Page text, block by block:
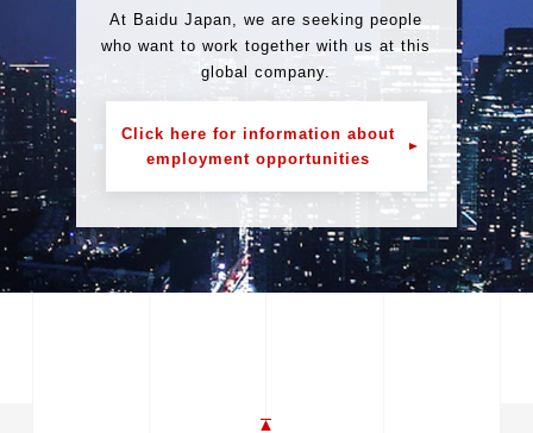
At Baidu Japan, we are seeking people
who want to work together with us at this
global company.
Click here for information about
employment opportunities